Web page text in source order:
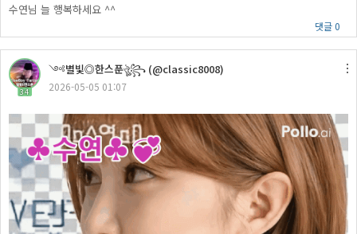
수연님 늘 행복하세요 ^^
댓글 0
34
༺별빛◎한스푼ঔৣ꧂ (@classic8008)
2026-05-05 01:07